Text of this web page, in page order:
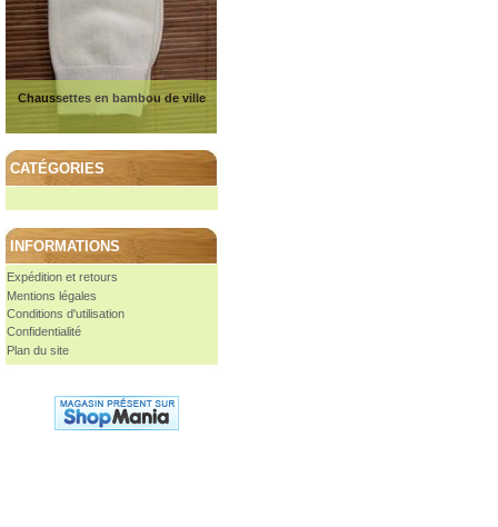
Chaussettes en bambou de ville
CATÉGORIES
INFORMATIONS
Expédition et retours
Mentions légales
Conditions d'utilisation
Confidentialité
Plan du site